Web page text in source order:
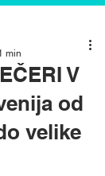
V
od
velike
min